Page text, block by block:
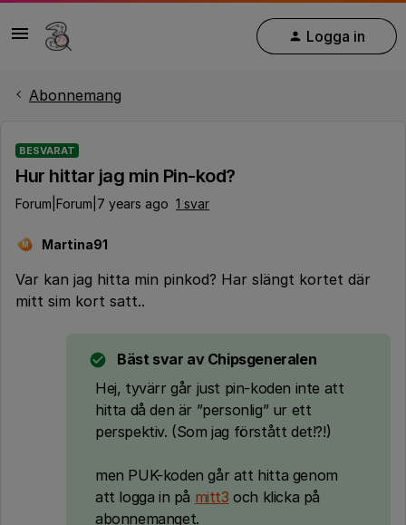
Logga in
Abonnemang
BESVARAT
Hur hittar jag min Pin-kod?
Forum|Forum|7 years ago 1 svar
M Martina91
Var kan jag hitta min pinkod? Har slängt kortet där
mitt sim kort satt..
Bäst svar av Chipsgeneralen
Hej, tyvärr går just pin-koden inte att
hitta då den är ”personlig” ur ett
perspektiv. (Som jag förstått det!?!)
men PUK-koden går att hitta genom
att logga in på mitt3 och klicka på
abonnemanget.